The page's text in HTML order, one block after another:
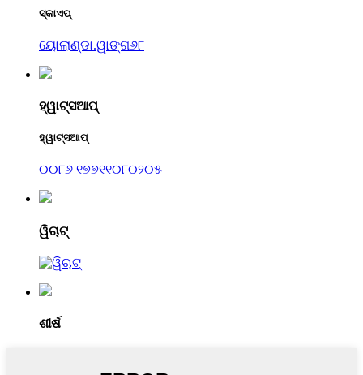
ସ୍କାଏପ୍
ୟୋଲାଣ୍ଡା.ୱାଙ୍ଗ୬୮
ହ୍ୱାଟ୍ସଆପ୍
ହ୍ୱାଟ୍ସଆପ୍
୦୦୮୬ ୧୭୭୧୧୦୮୦୨୦୫
ୱିଚାଟ୍
ଶୀର୍ଷ